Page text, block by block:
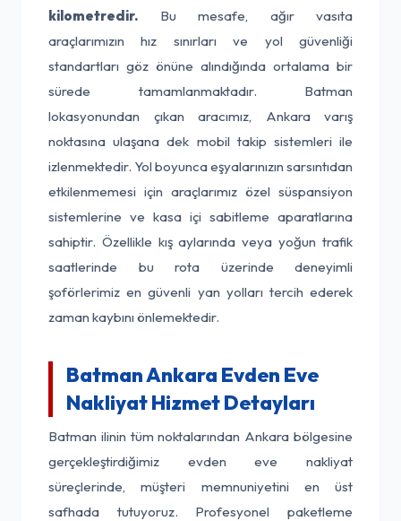
kilometredir. Bu mesafe, ağır vasıta
araçlarımızın hız sınırları ve yol güvenliği
standartları göz önüne alındığında ortalama bir
sürede tamamlanmaktadır. Batman
lokasyonundan çıkan aracımız, Ankara varış
noktasına ulaşana dek mobil takip sistemleri ile
izlenmektedir. Yol boyunca eşyalarınızın sarsıntıdan
etkilenmemesi için araçlarımız özel süspansiyon
sistemlerine ve kasa içi sabitleme aparatlarına
sahiptir. Özellikle kış aylarında veya yoğun trafik
saatlerinde bu rota üzerinde deneyimli
şoförlerimiz en güvenli yan yolları tercih ederek
zaman kaybını önlemektedir.
Batman Ankara Evden Eve
Nakliyat Hizmet Detayları
Batman ilinin tüm noktalarından Ankara bölgesine
gerçekleştirdiğimiz evden eve nakliyat
süreçlerinde, müşteri memnuniyetini en üst
safhada tutuyoruz. Profesyonel paketleme